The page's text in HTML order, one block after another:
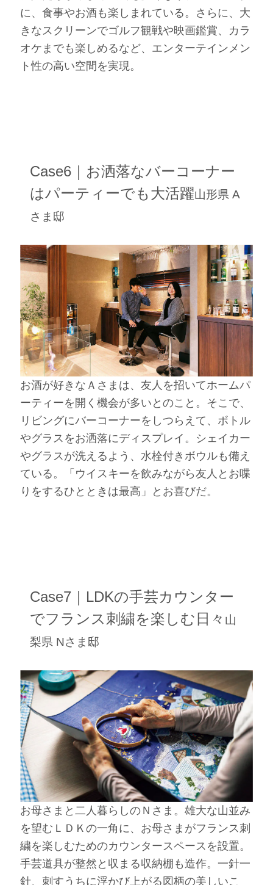
に、食事やお酒も楽しまれている。さらに、大
きなスクリーンでゴルフ観戦や映画鑑賞、カラ
オケまでも楽しめるなど、エンターテインメン
ト性の高い空間を実現。
Case6｜お洒落なバーコーナー
はパーティーでも大活躍山形県 A
さま邸
お酒が好きなＡさまは、友人を招いてホームパ
ーティーを開く機会が多いとのこと。そこで、
リビングにバーコーナーをしつらえて、ボトル
やグラスをお洒落にディスプレイ。シェイカー
やグラスが洗えるよう、水栓付きボウルも備え
ている。「ウイスキーを飲みながら友人とお喋
りをするひとときは最高」とお喜びだ。
Case7｜LDKの手芸カウンター
でフランス刺繍を楽しむ日々 山
梨県 Nさま邸
お母さまと二人暮らしのＮさま。雄大な山並み
を望むＬＤＫの一角に、お母さまがフランス刺
繍を楽しむためのカウンタースペースを設置。
手芸道具が整然と収まる収納棚も造作。一針一
針、刺すうちに浮かび上がる図柄の美しいこ